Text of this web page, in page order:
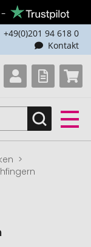
+49(0)201 94 618 0
Kontakt